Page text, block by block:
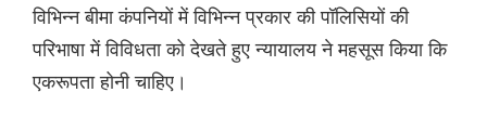
विभिन्न बीमा कंपनियों में विभिन्न प्रकार की पॉलिसियों की
परिभाषा में विविधता को देखते हुए न्यायालय ने महसूस किया कि
एकरूपता होनी चाहिए।